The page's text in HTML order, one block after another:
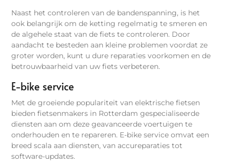
Naast het controleren van de bandenspanning, is het
ook belangrijk om de ketting regelmatig te smeren en
de algehele staat van de fiets te controleren. Door
aandacht te besteden aan kleine problemen voordat ze
groter worden, kunt u dure reparaties voorkomen en de
betrouwbaarheid van uw fiets verbeteren.
E-bike service
Met de groeiende populariteit van elektrische fietsen
bieden fietsenmakers in Rotterdam gespecialiseerde
diensten aan om deze geavanceerde voertuigen te
onderhouden en te repareren. E-bike service omvat een
breed scala aan diensten, van accureparaties tot
software-updates.